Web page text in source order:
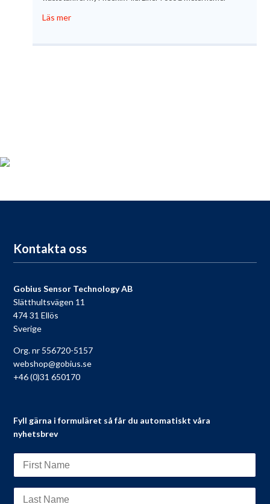
Läs mer
Kontakta oss
Gobius Sensor Technology AB
Slätthultsvägen 11
474 31 Ellös
Sverige
Org. nr 556720-5157
webshop@gobius.se
+46 (0)31 650170
Fyll gärna i formuläret så får du automatiskt våra
nyhetsbrev